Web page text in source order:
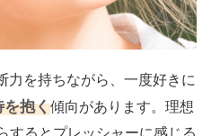
力を持ちながら、一度好きに
を抱く傾向があります。理想